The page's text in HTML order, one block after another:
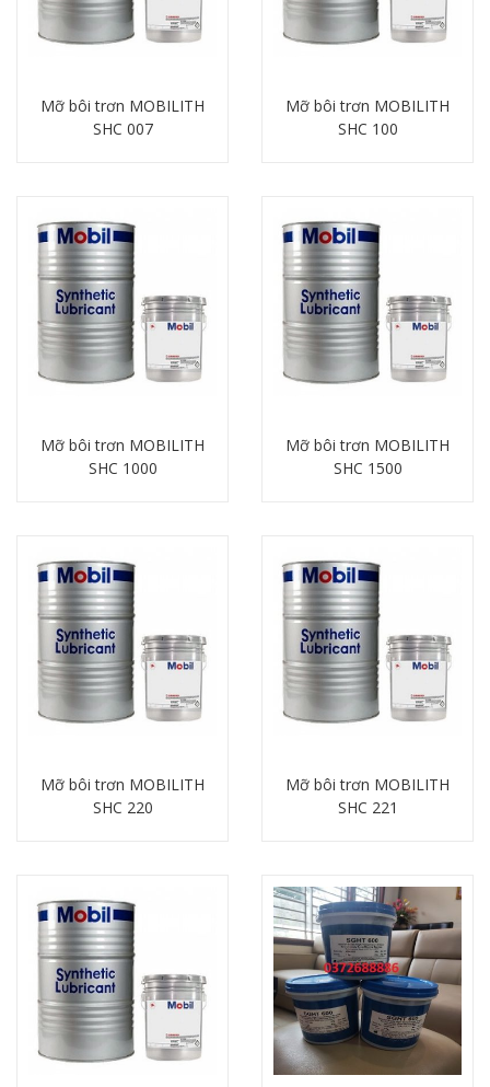
Mỡ bôi trơn MOBILITH
SHC 007
Mỡ bôi trơn MOBILITH
SHC 100
Mỡ bôi trơn MOBILITH
SHC 1000
Mỡ bôi trơn MOBILITH
SHC 1500
Mỡ bôi trơn MOBILITH
SHC 220
Mỡ bôi trơn MOBILITH
SHC 221